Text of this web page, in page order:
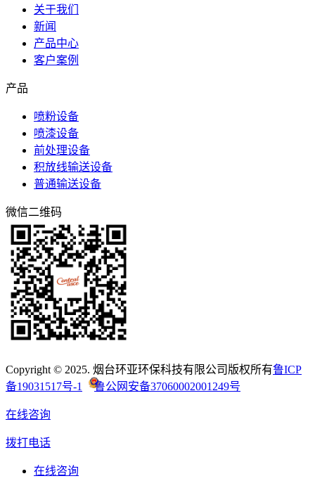
关于我们
新闻
产品中心
客户案例
产品
喷粉设备
喷漆设备
前处理设备
积放线输送设备
普通输送设备
微信二维码
Copyright © 2025. 烟台环亚环保科技有限公司版权所有鲁ICP
备19031517号-1
鲁公网安备37060002001249号
在线咨询
拨打电话
在线咨询